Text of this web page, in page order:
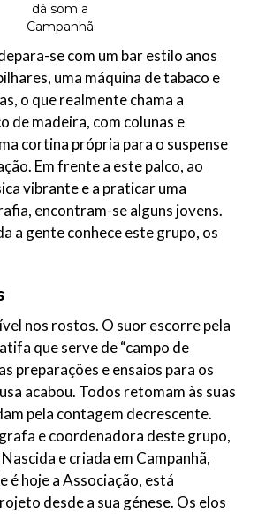
dá som a
Campanhã
se com um bar estilo anos
uma máquina de tabaco e
o que realmente chama a
de madeira, com colunas e
cortina própria para o suspense
Em frente a este palco, ao
vibrante e a praticar uma
encontram-se alguns jovens.
a gente conhece este grupo, os
nos rostos. O suor escorre pela
que serve de “campo de
preparações e ensaios para os
acabou. Todos retomam às suas
pela contagem decrescente.
e coordenadora deste grupo,
e criada em Campanhã,
é hoje a Associação, está
desde a sua génese. Os elos